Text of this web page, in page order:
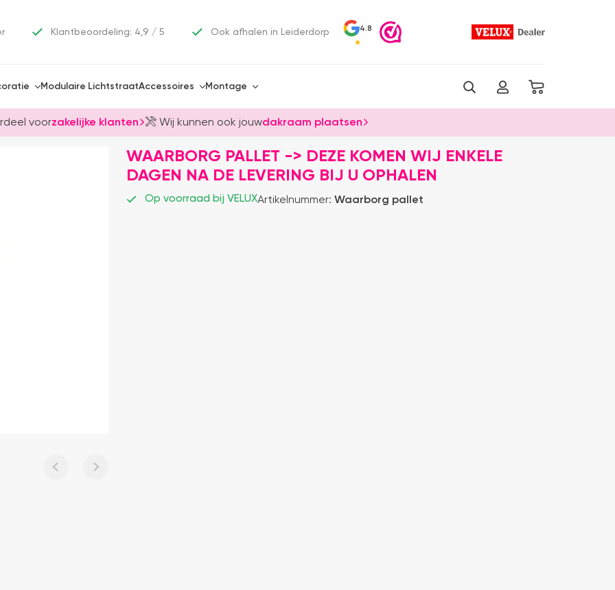
Klantbeoordeling: 4,9 / 5 Ook afhalen in Leiderdorp 4.8
Modulaire LichtstraatAccessoires Montage
voorzakelijke klanten Wij kunnen ook jouwdakraam plaatsen
WAARBORG PALLET -> DEZE KOMEN WIJ ENKELE
DAGEN NA DE LEVERING BIJ U OPHALEN
Op voorraad bij VELUXArtikelnummer: Waarborg pallet